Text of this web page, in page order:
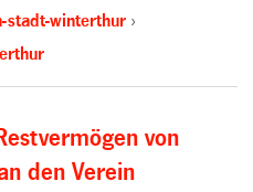
stadt-winterthur
von
den Verein